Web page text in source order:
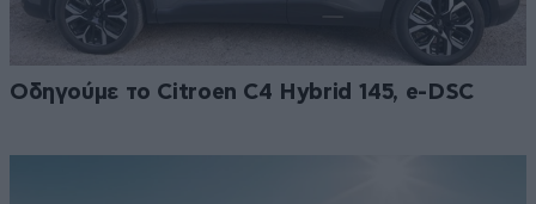
Οδηγούμε το Citroen C4 Hybrid 145, e-DSC